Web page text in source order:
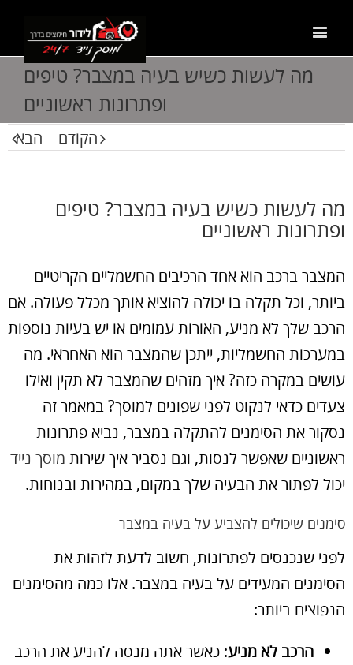
מה לעשות כשיש בעיה במצבר? טיפים
ופתרונות ראשוניים
הקודם הבא
מה לעשות כשיש בעיה במצבר? טיפים
ופתרונות ראשוניים
המצבר ברכב הוא אחד הרכיבים החשמליים הקריטיים
ביותר, וכל תקלה בו יכולה להוציא אותך מכלל פעולה. אם
הרכב שלך לא מניע, האורות עמומים או יש בעיות נוספות
במערכות החשמליות, ייתכן שהמצבר הוא האחראי. מה
עושים במקרה כזה? איך מזהים שהמצבר לא תקין ואילו
צעדים כדאי לנקוט לפני שפונים למוסך? במאמר זה
נסקור את הסימנים להתקלה במצבר, נביא פתרונות
ראשוניים שאפשר לנסות, וגם נסביר איך שירות מוסך נייד
יכול לפתור את הבעיה שלך במקום, במהירות ובנוחות.
סימנים שיכולים להצביע על בעיה במצבר
לפני שנכנסים לפתרונות, חשוב לדעת לזהות את
הסימנים המעידים על בעיה במצבר. אלו כמה מהסימנים
הנפוצים ביותר:
הרכב לא מניע: כאשר אתה מנסה להניע את הרכב